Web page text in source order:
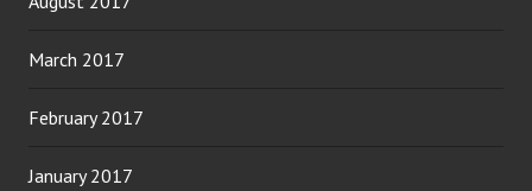
March 2017
February 2017
January 2017